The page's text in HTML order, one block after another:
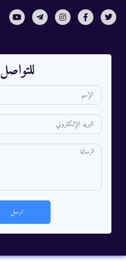
للتواصل
ارسل